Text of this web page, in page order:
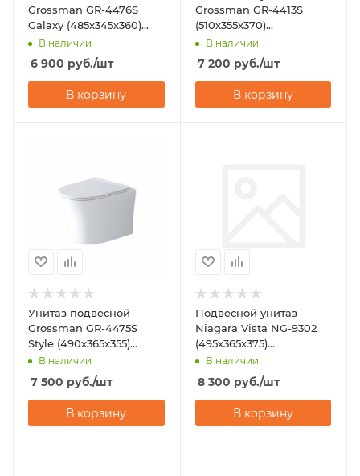
Grossman GR-4476S
Galaxy (485х345х360)
горизонтальный выпуск
В наличии
6 900 руб./шт
В корзину
Grossman GR-4413S
(510х355х370)
горизонтальный выпуск
В наличии
7 200 руб./шт
В корзину
Унитаз подвесной
Grossman GR-4475S
Style (490х365х355)
горизонтальный выпуск
В наличии
7 500 руб./шт
В корзину
Подвесной унитаз
Niagara Vista NG-9302
(495х365х375)
горизонтальный выпуск
В наличии
8 300 руб./шт
В корзину